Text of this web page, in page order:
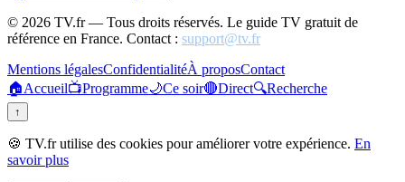
© 2026 TV.fr — Tous droits réservés. Le guide TV gratuit de
référence en France. Contact : support@tv.fr
Mentions légalesConfidentialitéÀ proposContact
🏠Accueil📺Programme🌙Ce soir🔴Direct🔍Recherche
↑
🍪 TV.fr utilise des cookies pour améliorer votre expérience. En
savoir plus